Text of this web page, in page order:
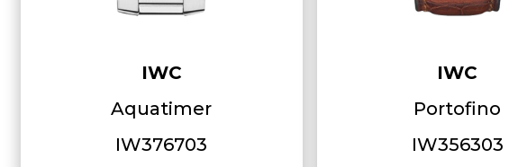
IWC
Aquatimer
IW376703
IWC
Portofino
IW356303